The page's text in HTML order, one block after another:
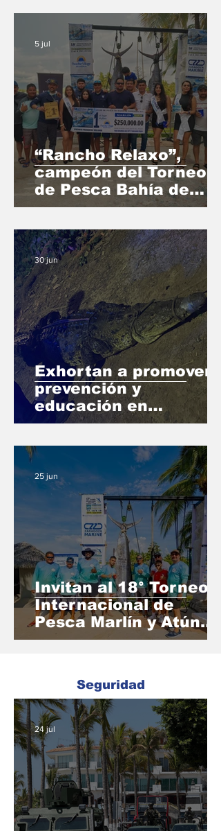
“Rancho Relaxo”,
campeón del Torneo
de Pesca Bahía de
Banderas con un
5 jul
Exhortan a promover
prevención y
educación en
interacción humano-
Vallarta
30 jun
Invitan al 18° Torneo
Internacional de
Pesca Marlín y Atún
Bahía de Banderas
25 jun
Seguridad
24 jul